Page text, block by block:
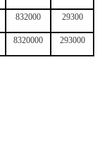
832000 29300
8320000 293000